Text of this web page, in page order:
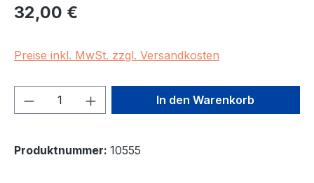
Regulärer Preis:
32,00 €
Preise inkl. MwSt. zzgl. Versandkosten
Produkt Anzahl: Gib denIn den Warenkorb
Produktnummer: 10555